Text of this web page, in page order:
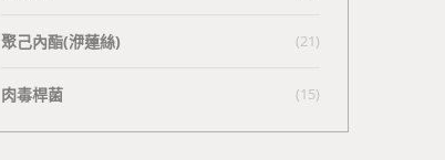
聚己內酯(洢蓮絲) (21)
肉毒桿菌 (15)